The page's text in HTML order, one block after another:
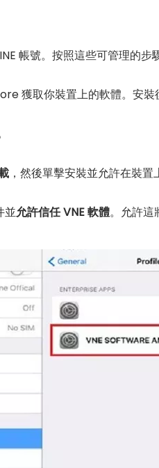
帳號。按照這些可管理的步
獲取你裝置上的軟體。安裝
，然後單擊安裝並允許在裝置
並允許信任 VNE 軟體。允許這